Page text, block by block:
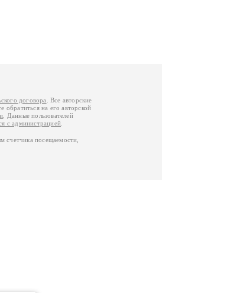
договора
. Все авторские
обратиться на его авторской
. Данные пользователей
с администрацией
счетчика посещаемости,